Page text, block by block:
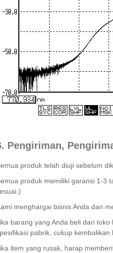
Pengiriman,
produk telah diuji sebelum
produk memiliki garansi 1-3
menghargai bisnis Anda dan
barang yang Anda beli dari
pabrik, cukup
item yang rusak, harap